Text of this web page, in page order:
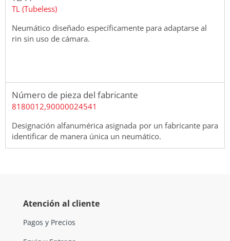
TL (Tubeless)
Neumático diseñado específicamente para adaptarse al
rin sin uso de cámara.
Número de pieza del fabricante
8180012,90000024541
Designación alfanumérica asignada por un fabricante para
identificar de manera única un neumático.
Atención al cliente
Pagos y Precios